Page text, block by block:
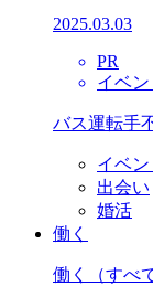
2025.03.03
PR
イベン
バス運転手
イベン
出会い
婚活
働く
働く （すべ